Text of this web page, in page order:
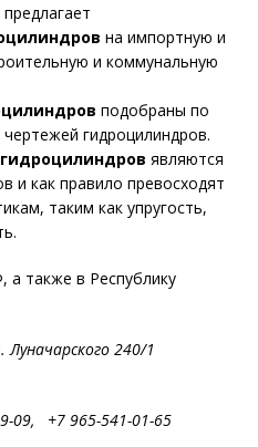
на импортную и
и коммунальную
подобраны по
гидроцилиндров.
являются
и как правило превосходят
таким как упругость,
а также в Республику
Луначарского 240/1
09, +7 965-541-01-65